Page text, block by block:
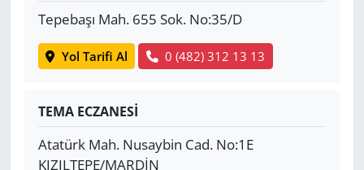
Tepebaşı Mah. 655 Sok. No:35/D
Yol Tarifi Al 0 (482) 312 13 13
TEMA ECZANESİ
Atatürk Mah. Nusaybin Cad. No:1E
KIZILTEPE/MARDİN